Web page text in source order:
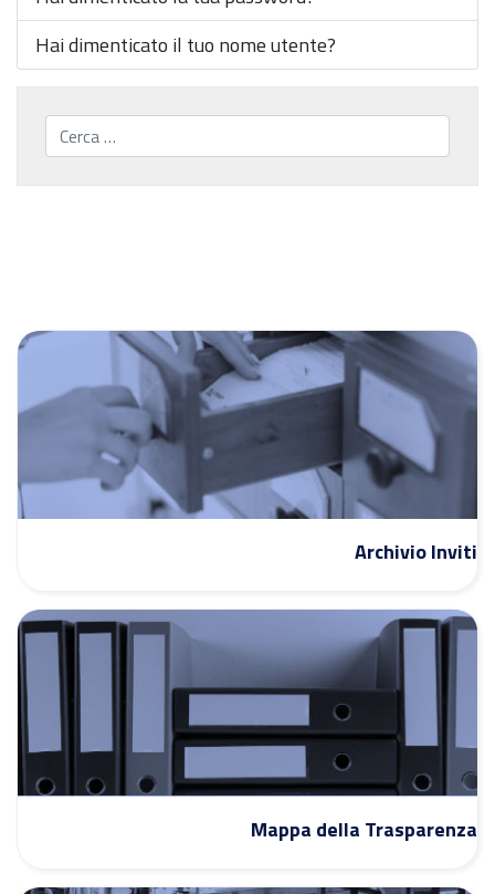
Hai dimenticato il tuo nome utente?
Cerca...
Archivio Inviti
Mappa della Trasparenza